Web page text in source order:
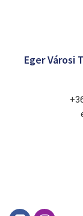
Eger Városi